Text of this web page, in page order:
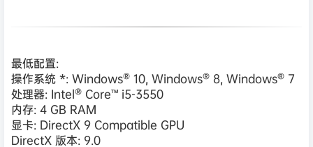
最低配置:
操作系统 *: Windows® 10, Windows® 8, Windows® 7
处理器: Intel® Core™ i5-3550
内存: 4 GB RAM
显卡: DirectX 9 Compatible GPU
DirectX 版本: 9.0